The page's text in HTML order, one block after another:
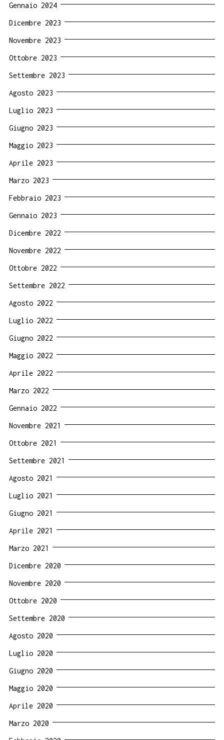
Gennaio 2024
Dicembre 2023
Novembre 2023
Ottobre 2023
Settembre 2023
Agosto 2023
Luglio 2023
Giugno 2023
Maggio 2023
Aprile 2023
Marzo 2023
Febbraio 2023
Gennaio 2023
Dicembre 2022
Novembre 2022
Ottobre 2022
Settembre 2022
Agosto 2022
Luglio 2022
Giugno 2022
Maggio 2022
Aprile 2022
Marzo 2022
Gennaio 2022
Novembre 2021
Ottobre 2021
Settembre 2021
Agosto 2021
Luglio 2021
Giugno 2021
Aprile 2021
Marzo 2021
Dicembre 2020
Novembre 2020
Ottobre 2020
Settembre 2020
Agosto 2020
Luglio 2020
Giugno 2020
Maggio 2020
Aprile 2020
Marzo 2020